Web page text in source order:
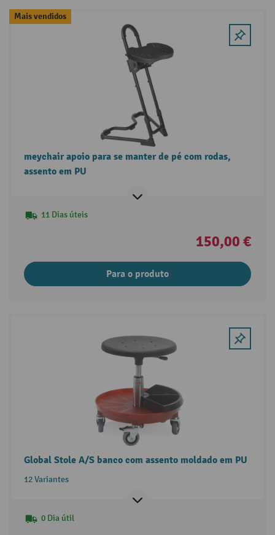
Mais vendidos
meychair apoio para se manter de pé com rodas,
assento em PU
11 Dias úteis
150,00 €
Para o produto
Global Stole A/S banco com assento moldado em PU
12 Variantes
0 Dia útil